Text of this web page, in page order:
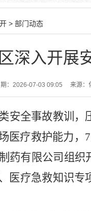
> 部门动态
深入开展
：2026-07-03 09:05 来源：
安全事故教训
医疗救护能力，
药有限公司 组织
医疗急救知识专